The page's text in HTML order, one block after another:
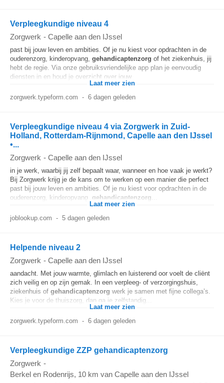
Verpleegkundige niveau 4
Zorgwerk - Capelle aan den IJssel
past bij jouw leven en ambities. Of je nu kiest voor opdrachten in de
ouderenzorg, kinderopvang, gehandicaptenzorg of het ziekenhuis, jij
hebt de regie. Via onze gebruiksvriendelijke app plan je eenvoudig
diensten in en houd je overzicht over jouw...
Laat meer zien
zorgwerk.typeform.com - 6 dagen geleden
Verpleegkundige niveau 4 via Zorgwerk in Zuid-
Holland, Rotterdam-Rijnmond, Capelle aan den IJssel
•...
Zorgwerk - Capelle aan den IJssel
in je werk, waarbij jij zelf bepaalt waar, wanneer en hoe vaak je werkt?
Bij Zorgwerk krijg je de kans om te werken op een manier die perfect
past bij jouw leven en ambities. Of je nu kiest voor opdrachten in de
ouderenzorg, kinderopvang, gehandicaptenzorg
Laat meer zien
joblookup.com - 5 dagen geleden
Helpende niveau 2
Zorgwerk - Capelle aan den IJssel
aandacht. Met jouw warmte, glimlach en luisterend oor voelt de cliënt
zich veilig en op zijn gemak. In een verpleeg- of verzorgingshuis,
ziekenhuis of gehandicaptenzorg werk je samen met fijne collega’s.
Kies je voor de thuiszorg, dan ga je zelfstandig...
Laat meer zien
zorgwerk.typeform.com - 6 dagen geleden
Verpleegkundige ZZP gehandicaptenzorg
Zorgwerk -
Berkel en Rodenrijs, 10 km van Capelle aan den IJssel